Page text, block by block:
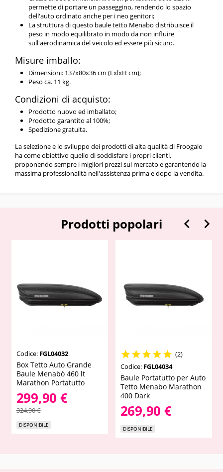
permette di portare un passeggino, rendendo lo spazio
dell'auto ordinato anche per i neo genitori;
La struttura di questo baule tetto Menabo distribuisce il
peso in modo equilibrato in modo da non influire
sull'aerodinamica del veicolo ed essere più sicuro.
Misure imballo:
Dimensioni: 137x80x36 cm (LxlxH cm);
Peso ca. 11 kg.
Condizioni di acquisto:
Prodotto nuovo ed imballato;
Prodotto garantito al 100%;
Spedizione gratuita.
La selezione e lo sviluppo dei prodotti di alta qualità di Froogalo
ha come obiettivo quello di soddisfare i propri clienti,
proponendo sempre i migliori prezzi sul mercato e garantendo la
massima professionalità nell'assistenza prima e dopo la vendita.
Prodotti popolari
Codice: FGL04032
Box Tetto Auto Grande
Baule Menabò 460 lt
Marathon Portatutto
299,90 €
324,90 €
DISPONIBILE
 (2)
Codice: FGL04034
Baule Portatutto per Auto
Tetto Menabo Marathon
400 Dark
269,90 €
DISPONIBILE
 